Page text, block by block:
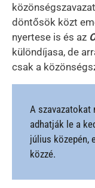
döntősök közt
nyertese is és az
különdíjasa, de
csak a
A szavazatokat
adhatják le a
július közepén,
közzé.